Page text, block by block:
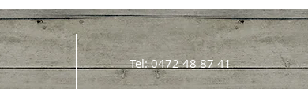
Tel: 0472 48 87 41